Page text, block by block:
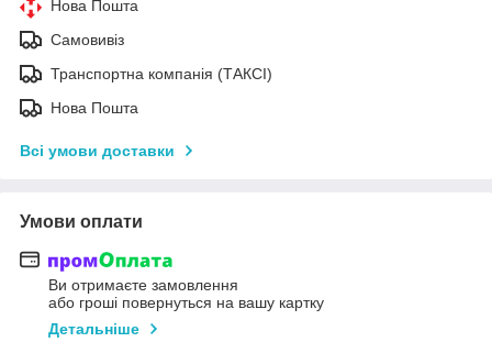
Нова Пошта
Самовивіз
Транспортна компанія (ТАКСІ)
Нова Пошта
Всі умови доставки
Умови оплати
Ви отримаєте замовлення
або гроші повернуться на вашу картку
Детальніше